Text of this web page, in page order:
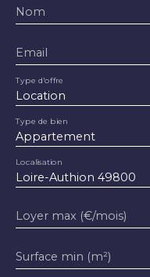
Nom
Email
Location
Type d'offre
Appartement
Type de bien
Loire-Authion 49800
Localisation
Loyer max (€/mois)
Surface min (m²)